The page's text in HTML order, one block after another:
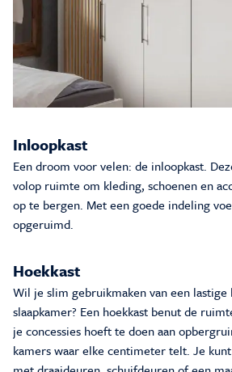
Inloopkast
Een droom voor velen: de inloopkast.
volop ruimte om kleding, schoenen en
op te bergen. Met een goede indeling
opgeruimd.
Hoekkast
Wil je slim gebruikmaken van een lastige
slaapkamer? Een hoekkast benut de
je concessies hoeft te doen aan
kamers waar elke centimeter telt. Je